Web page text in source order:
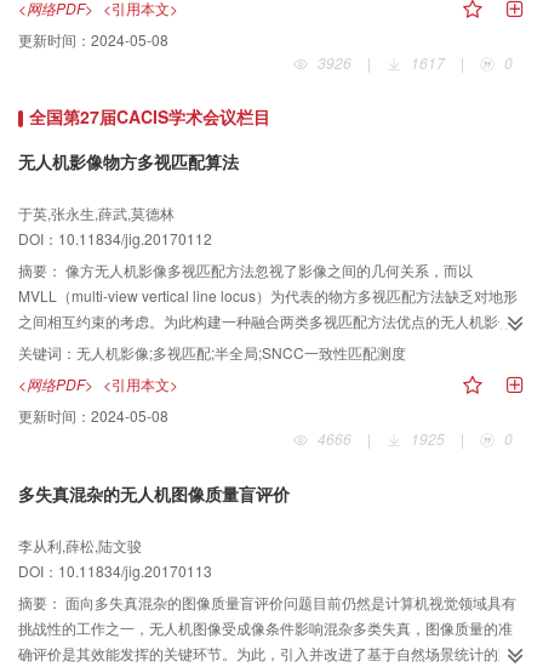
全身动画骨骼节点，生成目标运动。 针对不同步态、不同体型、不同风格的四
足动物进行多组实验，本文方法能够达到330帧/s的生成速度，且具备良好的视
觉效果和通用性。 本文方法的输入数据易于学习和获取，计算过程实时稳定，
<网络PDF> <引用本文>
更新时间： 2024-05-08
3926
| 1617 | 0
全国第27届CACIS学术会议栏目
无人机影像物方多视匹配算法
于英,张永生,薛武,莫德林
DOI：10.11834/jig.20170112
摘要： 像方无人机影像多视匹配方法忽视了影像之间的几何关系，而以
MVLL（multi-view vertical line locus）为代表的物方多视匹配方法缺乏对地形
之间相互约束的考虑。为此构建一种融合两类多视匹配方法优点的无人机影像
物方多视匹配算法。 在MVLL匹配结构的基础上添加半全局匹配的相容性约
束，不仅继承了原半全局算法对有弱纹理区域匹配效果好和物体边缘突出的优
点，而且摆脱了需制作核线影像的繁琐过程；采用物方窗口SNCC（summed
normalized cross correlation）一致性匹配测度计算方法，有效降低摄影角度和
遮挡对匹配结果的影响；采用金字塔分层的策略以提高匹配的速度和可靠性。
数据，从匹配效果、新匹配测度性能和匹配精度3个方面对算法进行了测试实
匹配测度中的粗差，经过测定本文匹配算法生成的点云数据的高程精度为0.049
m，即约为1个GSD（ground space resolution）对应的地面大小。 本文算法充
分利用了无人机影像的多视信息进行匹配计算，具有匹配效果好、鲁棒性强和
匹配精度高的优势。
关键词： 无人机影像;多视匹配;半全局;SNCC一致性匹配测度
<网络PDF> <引用本文>
更新时间： 2024-05-08
4666
| 1925 | 0
多失真混杂的无人机图像质量盲评价
李从利,薛松,陆文骏
DOI：10.11834/jig.20170113
摘要： 面向多失真混杂的图像质量盲评价问题目前仍然是计算机视觉领域具有
挑战性的工作之一，无人机图像受成像条件影响混杂多类失真，图像质量的准
确评价是其效能发挥的关键环节。为此，引入并改进了基于自然场景统计的距